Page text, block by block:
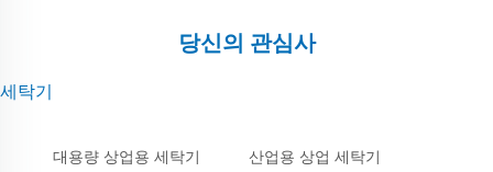
당신의 관심사
세탁기
대용량 상업용 세탁기 산업용 상업 세탁기